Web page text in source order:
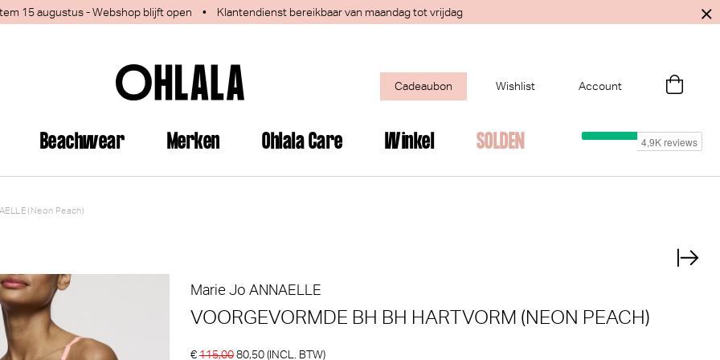
15 augustus - Webshop blijft open • Klantendienst bereikbaar van maandag tot vrijdag
Cadeaubon Wishlist Account
Beachwear Merken Ohlala Care Winkel SOLDEN
(Neon Peach)
deze producten ook interessant voor je?
Marie Jo ANNAELLE
VOORGEVORMDE BH BH HARTVORM (NEON PEACH)
€115,0080,50(INCL. BTW)